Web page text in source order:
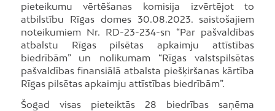
pieteikumu vērtēšanas komisija izvērtējot to
atbilstību Rīgas domes 30.08.2023. saistošajiem
noteikumiem Nr. RD-23-234-sn “Par pašvaldības
atbalstu Rīgas pilsētas apkaimju attīstības
biedrībām” un nolikumam “Rīgas valstspilsētas
pašvaldības finansiālā atbalsta piešķiršanas kārtība
Rīgas pilsētas apkaimju attīstības biedrībām”.
Šogad visas pieteiktās 28 biedrības saņēma